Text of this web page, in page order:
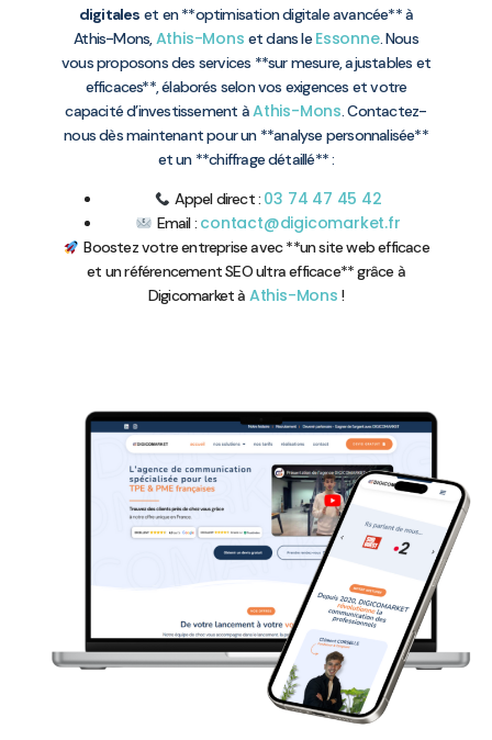
digitales et en **optimisation digitale avancée** à
Athis-Mons,Athis-Mons et dans le Essonne. Nous
vous proposons des services **sur mesure, ajustables et
efficaces**, élaborés selon vos exigences et votre
capacité d’investissement àAthis-Mons. Contactez-
nous dès maintenant pour un **analyse personnalisée**
et un **chiffrage détaillé** :
Appel direct : 03 74 47 45 42
Email : contact@digicomarket.fr
Boostez votre entreprise avec **un site web efficace
et un référencement SEO ultra efficace** grâce à
Digicomarket à Athis-Mons !